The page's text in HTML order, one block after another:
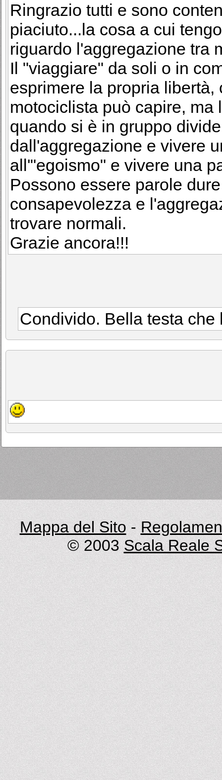
Ringrazio tutti e sono
piaciuto...la cosa a cui
riguardo l'aggregazione tra
Il "viaggiare" da soli o in
esprimere la propria libertà,
motociclista può capire,
quando si è in gruppo
dall'aggregazione e vivere
all'"egoismo" e vivere una
Possono essere parole
consapevolezza e
trovare normali.
Grazie ancora!!!
Condivido. Bella testa
Mappa del Sito -
© 2003 Scala Reale